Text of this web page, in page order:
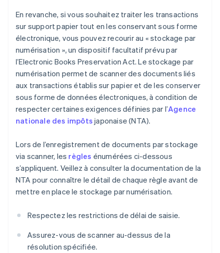
En revanche, si vous souhaitez traiter les transactions
sur support papier tout en les conservant sous forme
électronique, vous pouvez recourir au « stockage par
numérisation », un dispositif facultatif prévu par
l’Electronic Books Preservation Act. Le stockage par
numérisation permet de scanner des documents liés
aux transactions établis sur papier et de les conserver
sous forme de données électroniques, à condition de
respecter certaines exigences définies par l’Agence
nationale des impôts japonaise (NTA).
Lors de l’enregistrement de documents par stockage
via scanner, les règles énumérées ci-dessous
s’appliquent. Veillez à consulter la documentation de la
NTA pour connaître le détail de chaque règle avant de
mettre en place le stockage par numérisation.
Respectez les restrictions de délai de saisie.
Assurez-vous de scanner au-dessus de la
résolution spécifiée.